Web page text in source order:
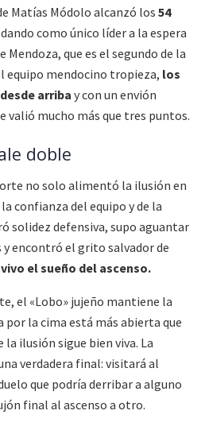
Matías Módolo alcanzó los 54
como único líder a la espera
Mendoza, que es el segundo de la
equipo mendocino tropieza, los
arriba y con un envión
valió mucho más que tres puntos.
doble
no solo alimentó la ilusión en
confianza del equipo y de la
solidez defensiva, supo aguantar
encontró el grito salvador de
el sueño del ascenso.
el «Lobo» jujeño mantiene la
la cima está más abierta que
la ilusión sigue bien viva. La
verdadera final: visitará al
que podría derribar a alguno
final al ascenso a otro.